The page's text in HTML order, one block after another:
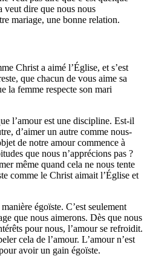
veut dire que nous nous
mariage, une bonne relation.
Christ a aimé l’Église, et s’est
que chacun de vous aime sa
la femme respecte son mari
l’amour est une discipline. Est-il
d’aimer un autre comme nous-
de notre amour commence à
que nous n’apprécions pas ?
même quand cela ne nous tente
comme le Christ aimait l’Église et
égoïste. C’est seulement
que nous aimerons. Dès que nous
pour nous, l’amour se refroidit.
cela de l’amour. L’amour n’est
avoir un gain égoïste.